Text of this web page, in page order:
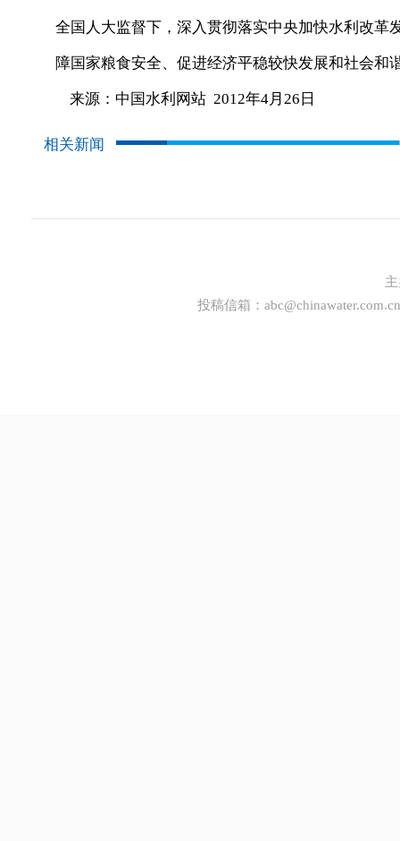
全国人大监督下，深入贯彻落实中央加快水利改
障国家粮食安全、促进经济平稳较快发展和社会和
来源：中国水利网站 2012年4月26日
相关新闻
投稿信箱： abc@chinawater.com.cn